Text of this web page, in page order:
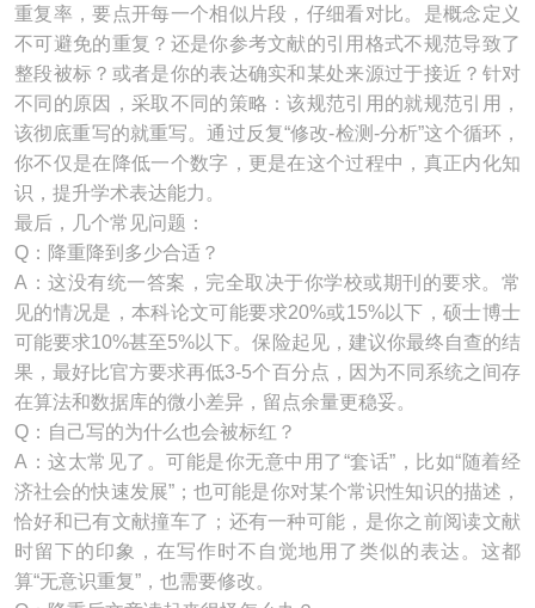
重复率，要点开每一个相似片段，仔细看对比。是概念定义
不可避免的重复？还是你参考文献的引用格式不规范导致了
整段被标？或者是你的表达确实和某处来源过于接近？针对
不同的原因，采取不同的策略：该规范引用的就规范引用，
该彻底重写的就重写。通过反复“修改-检测-分析”这个循环，
你不仅是在降低一个数字，更是在这个过程中，真正内化知
识，提升学术表达能力。
最后，几个常见问题：
Q：降重降到多少合适？
A：这没有统一答案，完全取决于你学校或期刊的要求。常
见的情况是，本科论文可能要求20%或15%以下，硕士博士
可能要求10%甚至5%以下。保险起见，建议你最终自查的结
果，最好比官方要求再低3-5个百分点，因为不同系统之间存
在算法和数据库的微小差异，留点余量更稳妥。
Q：自己写的为什么也会被标红？
A：这太常见了。可能是你无意中用了“套话”，比如“随着经
济社会的快速发展”；也可能是你对某个常识性知识的描述，
恰好和已有文献撞车了；还有一种可能，是你之前阅读文献
时留下的印象，在写作时不自觉地用了类似的表达。这都
算“无意识重复”，也需要修改。